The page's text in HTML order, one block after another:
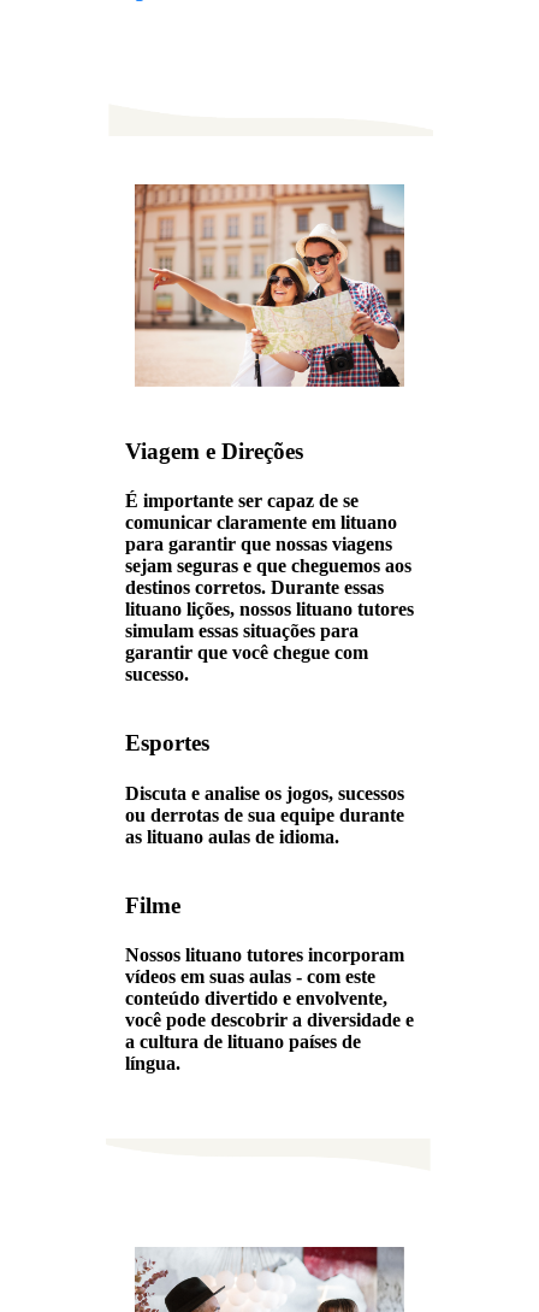
Viagem e Direções
É importante ser capaz de se
comunicar claramente em lituano
para garantir que nossas viagens
sejam seguras e que cheguemos aos
destinos corretos. Durante essas
lituano lições, nossos lituano tutores
simulam essas situações para
garantir que você chegue com
sucesso.
Esportes
Discuta e analise os jogos, sucessos
ou derrotas de sua equipe durante
as lituano aulas de idioma.
Filme
Nossos lituano tutores incorporam
vídeos em suas aulas - com este
conteúdo divertido e envolvente,
você pode descobrir a diversidade e
a cultura de lituano países de
língua.